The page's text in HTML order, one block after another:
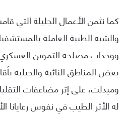
كما نثمن الأعمال الجليلة التي
والشبه الطبية العاملة
ووحدات مصلحة التموين
بعض المناطق النائية والجبلية
وميدلت، على إثر مضاعفات
له الأثر الطيب في نفوس رعايانا